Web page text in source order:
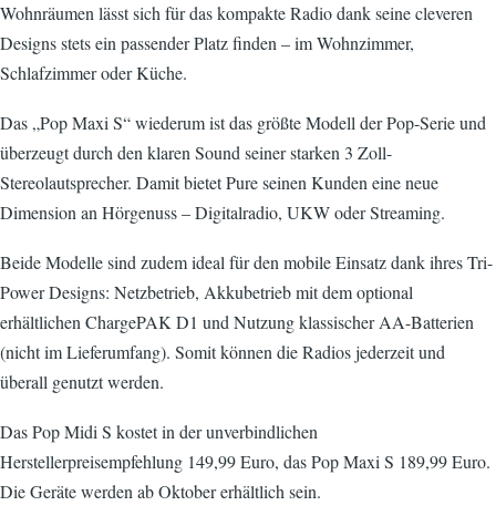
Wohnräumen lässt sich für das kompakte Radio dank seine cleveren
Designs stets ein passender Platz finden – im Wohnzimmer,
Schlafzimmer oder Küche.
Das „Pop Maxi S“ wiederum ist das größte Modell der Pop-Serie und
überzeugt durch den klaren Sound seiner starken 3 Zoll-
Stereolautsprecher. Damit bietet Pure seinen Kunden eine neue
Dimension an Hörgenuss – Digitalradio, UKW oder Streaming.
Beide Modelle sind zudem ideal für den mobile Einsatz dank ihres Tri-
Power Designs: Netzbetrieb, Akkubetrieb mit dem optional
erhältlichen ChargePAK D1 und Nutzung klassischer AA-Batterien
(nicht im Lieferumfang). Somit können die Radios jederzeit und
überall genutzt werden.
Das Pop Midi S kostet in der unverbindlichen
Herstellerpreisempfehlung 149,99 Euro, das Pop Maxi S 189,99 Euro.
Die Geräte werden ab Oktober erhältlich sein.